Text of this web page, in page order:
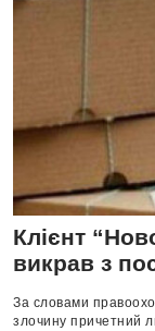
Клієнт
викрав з
За словами
злочину причетний